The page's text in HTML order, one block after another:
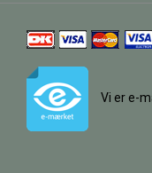
Vi er e-